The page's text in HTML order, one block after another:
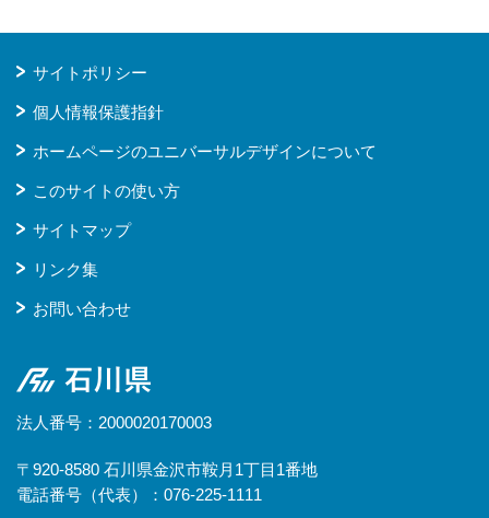
サイトポリシー
個人情報保護指針
ホームページのユニバーサルデザインについて
このサイトの使い方
サイトマップ
リンク集
お問い合わせ
石川県
法人番号：2000020170003
〒920-8580 石川県金沢市鞍月1丁目1番地
電話番号（代表）：076-225-1111